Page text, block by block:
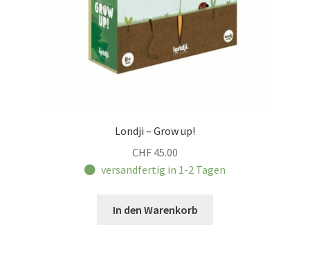
Londji – Grow up!
CHF 45.00
versandfertig in 1-2 Tagen
In den Warenkorb